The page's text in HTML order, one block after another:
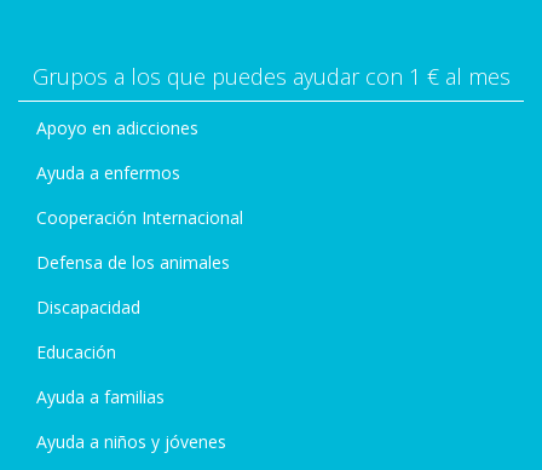
Madrid provincia (hasta 28 febrero) Pide cita en
clínica + cercana
www.facebook.com/
…/ph…/a.10150253002130973/10156489562900973
MÁLAGA
Málaga capital (hasta agotar cupones) Pide cita →
951 08 93 84
www.facebook.com/977425799013351/posts/2084
319994990587/
A Guarda / La Guardia (fecha abierta) Pide cita 986
Grupos a los que puedes ayudar con 1 € al mes
Apoyo en adicciones
Ayuda a enfermos
Cooperación Internacional
Defensa de los animales
Discapacidad
Educación
Ayuda a familias
Ayuda a niños y jóvenes